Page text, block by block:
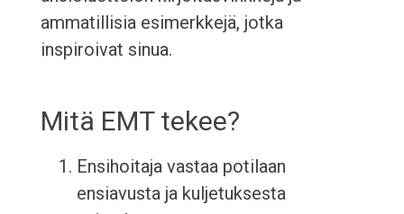
ammatillisia esimerkkejä, jotka
inspiroivat sinua.
Mitä EMT tekee?
Ensihoitaja vastaa potilaan
ensiavusta ja kuljetuksesta